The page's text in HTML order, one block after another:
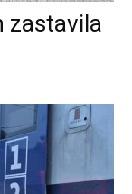
zastavila